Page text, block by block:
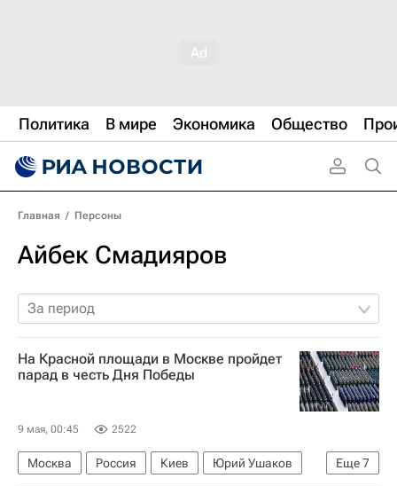
Политика В мире Экономика Общество
Главная / Персоны
Айбек Смадияров
За период
На Красной площади в Москве пройдет
парад в честь Дня Победы
9 мая, 00:45 2522
Еще7
Москва Россия Киев
Юрий Ушаков